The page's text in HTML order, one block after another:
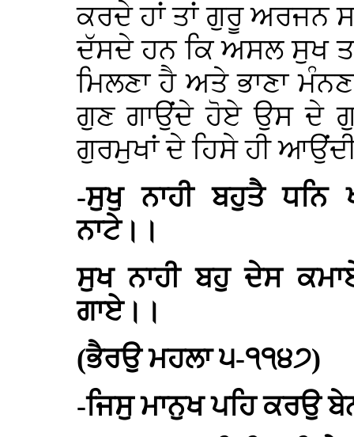
ਕਰਦੇ ਹਾਂ ਤਾਂ ਗੁਰੂ ਅਰਜਨ
ਦੱਸਦੇ ਹਨ ਕਿ ਅਸਲ ਸੁਖ
ਮਿਲਣਾ ਹੈ ਅਤੇ ਭਾਣਾ
ਗੁਣ ਗਾਉਂਦੇ ਹੋਏ ਉਸ ਦੇ
ਗੁਰਮੁਖਾਂ ਦੇ ਹਿਸੇ ਹੀ
-ਸੁਖੁ ਨਾਹੀ ਬਹੁਤੈ ਧਨਿ
ਨਾਟੇ।।
ਸੁਖ ਨਾਹੀ ਬਹੁ ਦੇਸ
ਗਾਏ।।
(ਭੈਰਉ ਮਹਲਾ ੫-੧੧੪੭)
-ਜਿਸੁ ਮਾਨੁਖ ਪਹਿ ਕਰਉ